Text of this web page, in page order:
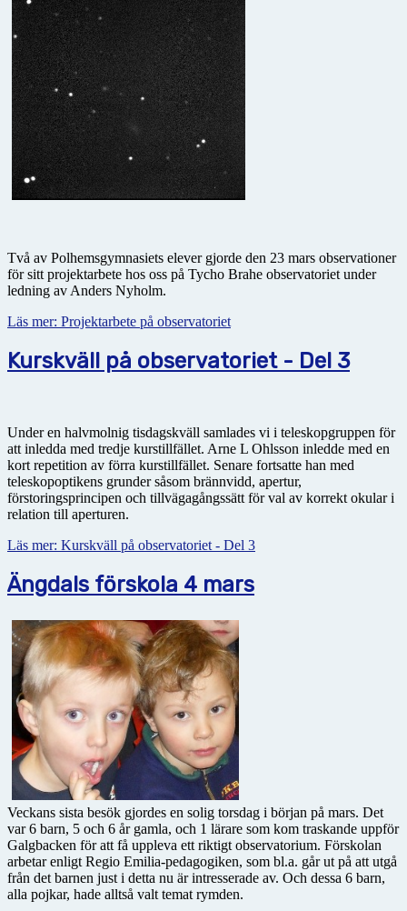
Två av Polhemsgymnasiets elever gjorde den 23 mars observationer
för sitt projektarbete hos oss på Tycho Brahe observatoriet under
ledning av Anders Nyholm.
Läs mer: Projektarbete på observatoriet
Kurskväll på observatoriet - Del 3
Under en halvmolnig tisdagskväll samlades vi i teleskopgruppen för
att inledda med tredje kurstillfället. Arne L Ohlsson inledde med en
kort repetition av förra kurstillfället. Senare fortsatte han med
teleskopoptikens grunder såsom brännvidd, apertur,
förstoringsprincipen och tillvägagångssätt för val av korrekt okular i
relation till aperturen.
Läs mer: Kurskväll på observatoriet - Del 3
Ängdals förskola 4 mars
Veckans sista besök gjordes en solig torsdag i början på mars. Det
var 6 barn, 5 och 6 år gamla, och 1 lärare som kom traskande uppför
Galgbacken för att få uppleva ett riktigt observatorium. Förskolan
arbetar enligt Regio Emilia-pedagogiken, som bl.a. går ut på att utgå
från det barnen just i detta nu är intresserade av. Och dessa 6 barn,
alla pojkar, hade alltså valt temat rymden.